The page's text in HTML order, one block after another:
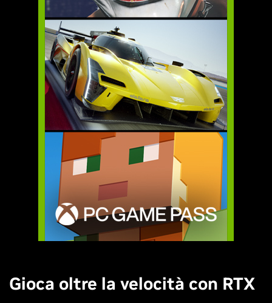
Gioca oltre la velocità con RTX